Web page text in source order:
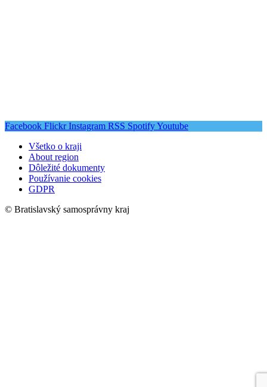
Facebook Flickr Instagram RSS SpotifyYoutube
Všetko o kraji
About region
Dôležité dokumenty
Používanie cookies
GDPR
© Bratislavský samosprávny kraj